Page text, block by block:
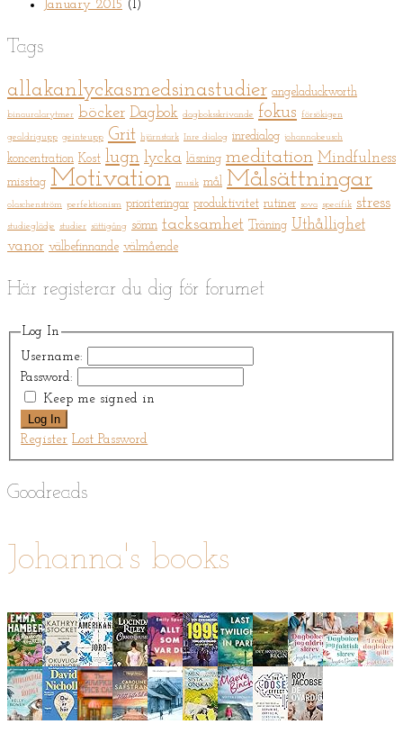
January 2015 (1)
Tags
allakanlyckasmedsinastudier angeladuckworth
binauralarytmer böcker Dagbok dagboksskrivande fokus försökigen
gealdrigupp geinteupp Grit hjärnstark Inre dialog inredialog johannabeusch
koncentration Kost lugn lycka läsning meditation Mindfulness
misstag Motivation musik mål Målsättningar
olaschenström perfektionism prioriteringar produktivitet rutiner sova specifik stress
studieglädje studier sättigång sömn tacksamhet Träning Uthållighet
vanor välbefinnande välmående
Här registerar du dig för forumet
Log In
Username:
Password:
Keep me signed in
Log In
Register Lost Password
Goodreads
Johanna's books